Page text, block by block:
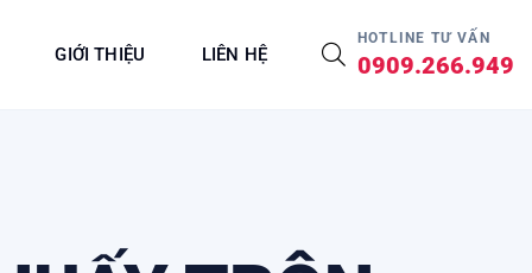
GIỚI THIỆU LIÊN HỆ
HOTLINE TƯ VẤN
0909.266.949